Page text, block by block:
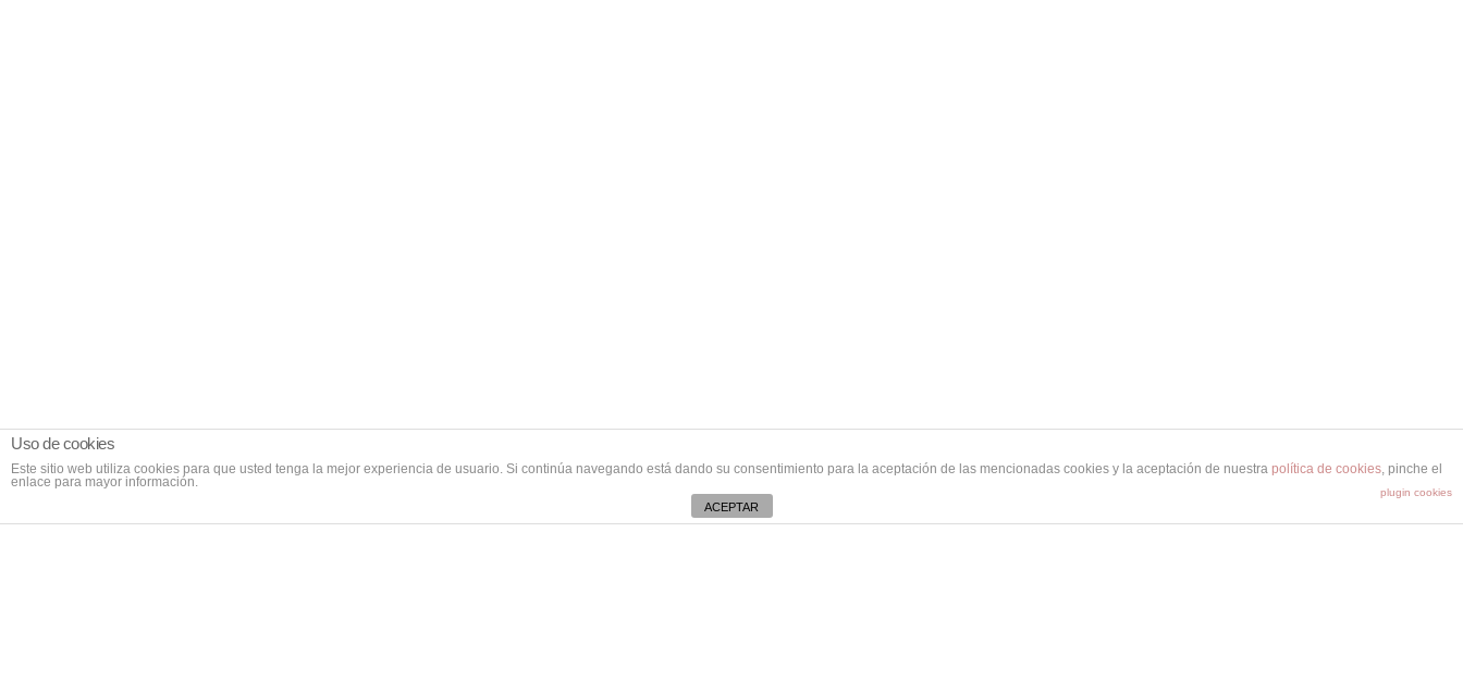
Uso de cookies
Este sitio web utiliza cookies para que usted tenga la mejor experiencia de usuario. Si continúa navegando está dando su consentimiento para la aceptación de las mencionadas cookies y la aceptación de nuestra política de cookies, pinche el
enlace para mayor información.
plugin cookies
ACEPTAR